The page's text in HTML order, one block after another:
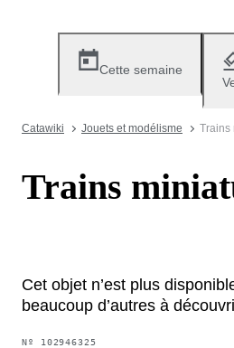
Cette semaine
Catawiki Jouets et modélisme Trains
Trains
Cet objet n’est plus
beaucoup d’autres à
Nº 102946325